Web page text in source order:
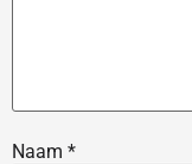
Naam *